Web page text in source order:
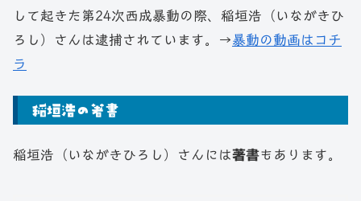
して起きた第24次西成暴動の際、稲垣浩（いながきひ
ろし）さんは逮捕されています。→暴動の動画はコチ
ラ
稲垣浩の著書
稲垣浩（いながきひろし）さんには著書もあります。